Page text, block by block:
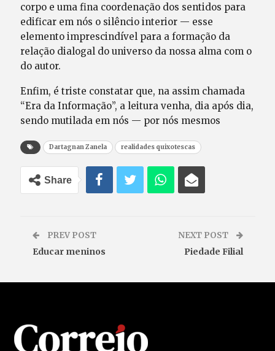
corpo e uma fina coordenação dos sentidos para
edificar em nós o silêncio interior — esse
elemento imprescindível para a formação da
relação dialogal do universo da nossa alma com o
do autor.
Enfim, é triste constatar que, na assim chamada
“Era da Informação”, a leitura venha, dia após dia,
sendo mutilada em nós — por nós mesmos
Dartagnan Zanela realidades quixotescas
Share
PREV POST
Educar meninos
NEXT POST
Piedade Filial